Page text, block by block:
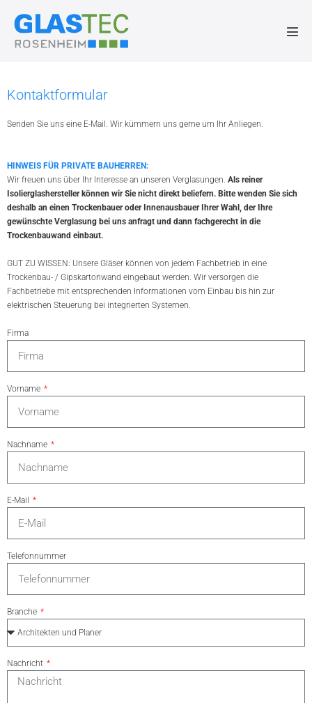
Kontaktformular
Senden Sie uns eine E-Mail. Wir kümmern uns gerne um Ihr Anliegen.
HINWEIS FÜR PRIVATE BAUHERREN:
Wir freuen uns über Ihr Interesse an unseren Verglasungen. Als reiner
Isolierglashersteller können wir Sie nicht direkt beliefern. Bitte wenden Sie sich
deshalb an einen Trockenbauer oder Innenausbauer
Ihrer Wahl, der Ihre
gewünschte Verglasung bei uns anfragt und dann fachgerecht in die
Trockenbauwand einbaut.
GUT ZU WISSEN: Unsere Gläser können von jedem Fachbetrieb in eine
Trockenbau- / Gipskartonwand eingebaut werden. Wir versorgen die
Fachbetriebe mit entsprechenden Informationen vom Einbau bis hin zur
elektrischen Steuerung bei integrierten Systemen.
Firma
Vorname
Nachname
E-Mail
Telefonnummer
Branche
Nachricht